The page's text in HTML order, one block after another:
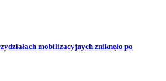
mobilizacyjnych zniknęło po